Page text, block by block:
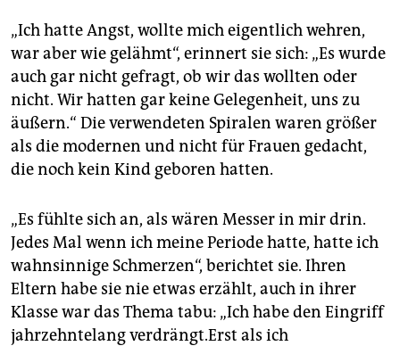
„Ich hatte Angst, wollte mich eigentlich wehren,
war aber wie gelähmt“, erinnert sie sich: „Es wurde
auch gar nicht gefragt, ob wir das wollten oder
nicht. Wir hatten gar keine Gelegenheit, uns zu
äußern.“ Die verwendeten Spiralen waren größer
als die modernen und nicht für Frauen gedacht,
die noch kein Kind geboren hatten.
„Es fühlte sich an, als wären Messer in mir drin.
Jedes Mal wenn ich meine Periode hatte, hatte ich
wahnsinnige Schmerzen“, berichtet sie. Ihren
Eltern habe sie nie etwas erzählt, auch in ihrer
Klasse war das Thema tabu: „Ich habe den Eingriff
jahrzehntelang verdrängt.Erst als ich